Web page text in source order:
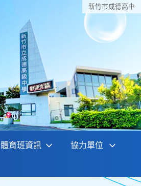
新竹巿成德高中
體育班資訊 協力單位